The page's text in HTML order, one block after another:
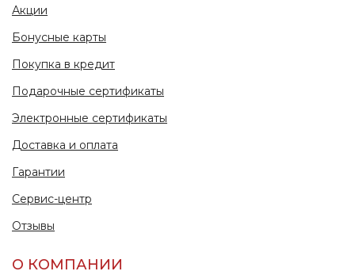
Акции
Бонусные карты
Покупка в кредит
Подарочные сертификаты
Электронные сертификаты
Доставка и оплата
Гарантии
Сервис-центр
Отзывы
О КОМПАНИИ